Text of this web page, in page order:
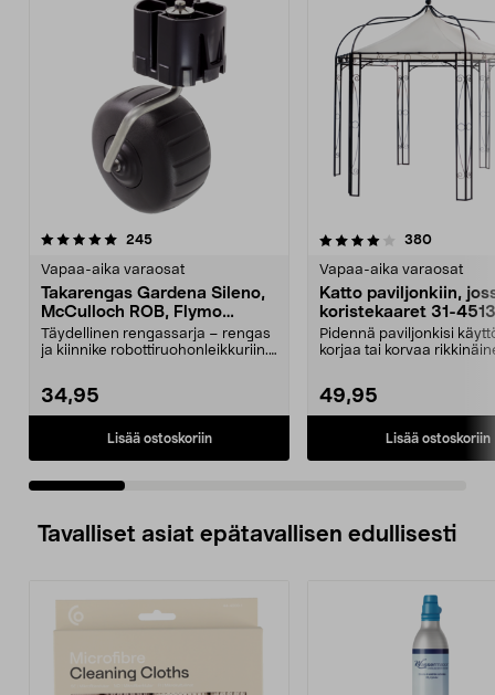
245arvostelut
Vapaa-aika varaosat
Takarengas Gardena Sileno,
McCulloch ROB, Flymo
Easilife
Täydellinen rengassarja – rengas
ja kiinnike robottiruohonleikkuriin.
34,95
Lisää ostoskoriin
4.0 viidestä
380arvostelut
Vapaa-aika varaosat
Katto paviljonkiin,
koristekaaret 31-4513
Pidennä paviljonkisi
korjaa tai korvaa
49,95
Lisää ostoskoriin
4.5 viidestä
Tavalliset asiat epätavallisen edullisesti